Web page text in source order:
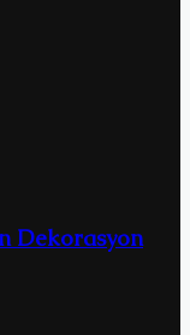
Dekorasyon